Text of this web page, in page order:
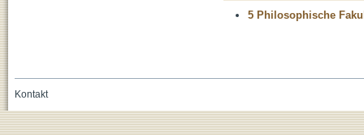
5 Philosophische
Kontakt